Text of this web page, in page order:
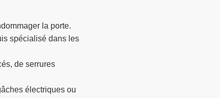
la porte.
spécialisé dans les
de serrures
électriques ou